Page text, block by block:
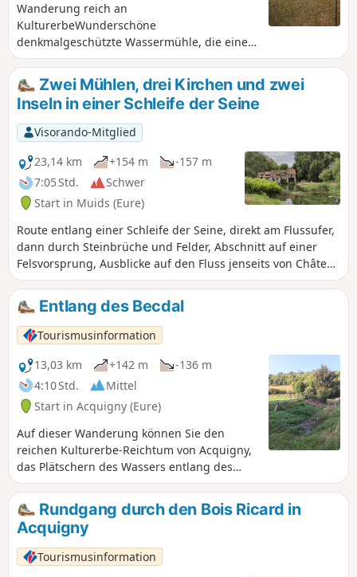
Wanderung reich an
KulturerbeWunderschöne
denkmalgeschützte Wassermühle, die einen
Seitenarm der Seine überspannt.Der Felsen
Roche à Tête d'Homme weist den Weg zum
Aussichtspunkt Notre-Dame de Bellegarde,
der auf einem Felsvorsprung liegt und einen
herrlichen Blick auf eine der schönsten
Schleifen der Seine bietet, insbesondere auf
das Château Gaillard auf dem
gegenüberliegenden Hügel.Beeindruckende
Kirche romanischen Ursprungs mit einem
Turm mit Schießscharten.Wunderschönes
Anwesen am Schloss Les Buspins.Imposante
Kirche mit neoromanischer Fassade im Stil
der Poitou-Region.
Zwei Mühlen, drei Kirchen und zwei
Inseln in einer Schleife der Seine
Visorando-Mitglied
23,14 km
+154 m
-157 m
7:05 Std.
Schwer
Start in Muids (Eure)
Route entlang einer Schleife der Seine, direkt am Flussufer,
dann durch Steinbrüche und Felder, Abschnitt auf einer
Felsvorsprung, Ausblicke auf den Fluss jenseits von Château
Gaillard und Rückweg über zwei Inseln... Vier
denkmalgeschützte Bauwerke auf der Strecke, darunter die
beiden Mühlen mit hängendem Rad und zwei der drei
Kirchen...
Entlang des Becdal
Tourismusinformation
13,03 km
+142 m
-136 m
4:10 Std.
Mittel
Start in Acquigny (Eure)
Auf dieser Wanderung können Sie den
reichen Kulturerbe-Reichtum von Acquigny,
das Plätschern des Wassers entlang des
Becdal und den malerischen Charme des
angrenzenden Herrenhauses entdecken. An
den Wegkreuzungen werden Sie sicherlich
auf einige Tiere treffen.
Rundgang durch den Bois Ricard in
Acquigny
Tourismusinformation